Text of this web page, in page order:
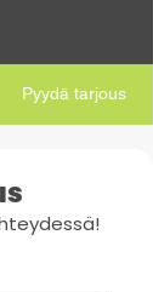
Pyydä tarjous
!